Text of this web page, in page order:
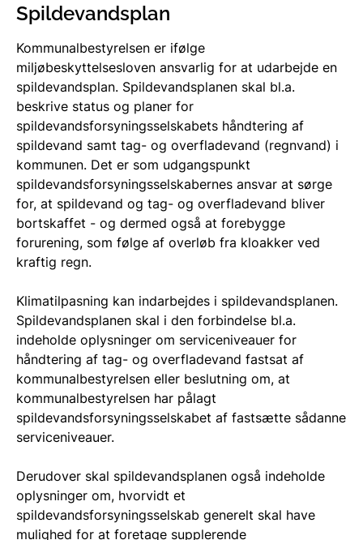
Spildevandsplan
Kommunalbestyrelsen er ifølge
miljøbeskyttelsesloven ansvarlig for at udarbejde en
spildevandsplan. Spildevandsplanen skal bl.a.
beskrive status og planer for
spildevandsforsyningsselskabets håndtering af
spildevand samt tag- og overfladevand (regnvand) i
kommunen. Det er som udgangspunkt
spildevandsforsyningsselskabernes ansvar at sørge
for, at spildevand og tag- og overfladevand bliver
bortskaffet - og dermed også at forebygge
forurening, som følge af overløb fra kloakker ved
kraftig regn.
Klimatilpasning kan indarbejdes i spildevandsplanen.
Spildevandsplanen skal i den forbindelse bl.a.
indeholde oplysninger om serviceniveauer for
håndtering af tag- og overfladevand fastsat af
kommunalbestyrelsen eller beslutning om, at
kommunalbestyrelsen har pålagt
spildevandsforsyningsselskabet af fastsætte sådanne
serviceniveauer.
Derudover skal spildevandsplanen også indeholde
oplysninger om, hvorvidt et
spildevandsforsyningsselskab generelt skal have
mulighed for at foretage supplerende